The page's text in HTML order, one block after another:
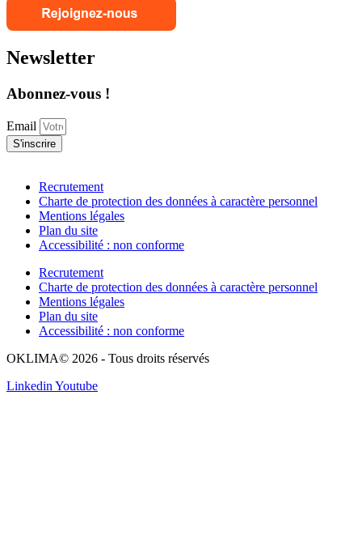
Newsletter
Abonnez-vous !
Email
S'inscrire
Recrutement
Charte de protection des données à caractère personnel
Mentions légales
Plan du site
Accessibilité : non conforme
Recrutement
Charte de protection des données à caractère personnel
Mentions légales
Plan du site
Accessibilité : non conforme
OKLIMA© 2026 - Tous droits réservés
Linkedin Youtube